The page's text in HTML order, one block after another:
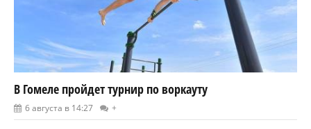
В Гомеле пройдет турнир по воркауту
6 августа в 14:27 +